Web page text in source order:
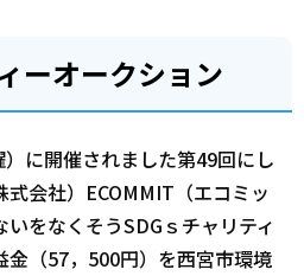
ーオークション
に開催されました第49回にし
会社）ECOMMIT（エコミッ
いをなくそうSDGｓチャリティ
金（57，500円）を西宮市環境